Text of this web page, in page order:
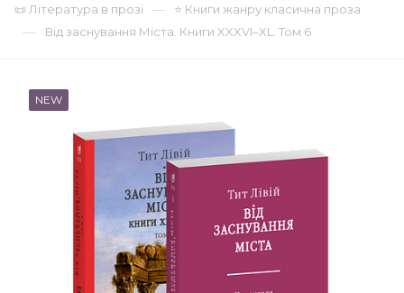
📜 Література в прозі — ⭐ Книги жанру класична проза
— Від заснування Міста. Книги XXXVI–XL. Том 6
NEW